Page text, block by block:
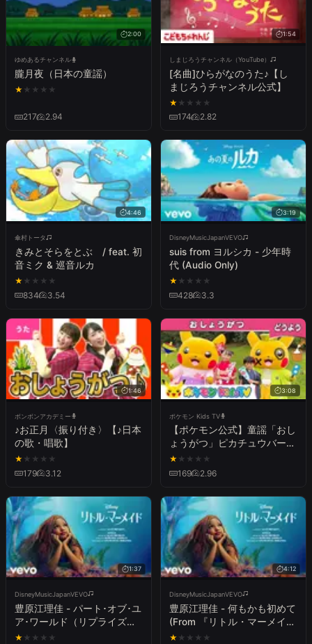
2:00
ゆめあるチャンネル
朧月夜（日本の童謡）
★ ★ ★ ★ ★
217 2.94
1:54
しまじろうチャンネル（YouTube）
[名曲]ひらがなのうた♪【し
まじろうチャンネル公式】
★ ★ ★ ★ ★
174 2.82
4:46
傘村トータ
きみとそらをとぶ / feat. 初
音ミク & 巡音ルカ
★ ★ ★ ★ ★
834 3.54
3:19
DisneyMusicJapanVEVO
suis from ヨルシカ - 少年時
代 (Audio Only)
★ ★ ★ ★ ★
428 3.3
1:46
ボンボンアカデミー
♪お正月〈振り付き〉【♪日本
の歌・唱歌】
★ ★ ★ ★ ★
179 3.12
3:08
ポケモン Kids TV
【ポケモン公式】童謡「おし
ょうがつ」ピカチュウバージ
ョン－ポケモン Kids TV【こ
どものうた】
★ ★ ★ ★ ★
169 2.96
1:37
DisneyMusicJapanVEVO
豊原江理佳 - パート･オブ･ユ
ア･ワールド（リプライズ
２） (From 『リトル・マー
★ ★ ★ ★ ★
4:12
DisneyMusicJapanVEVO
豊原江理佳 - 何もかも初めて
(From 『リトル・マーメイ
ド』／日本語版)
★ ★ ★ ★ ★